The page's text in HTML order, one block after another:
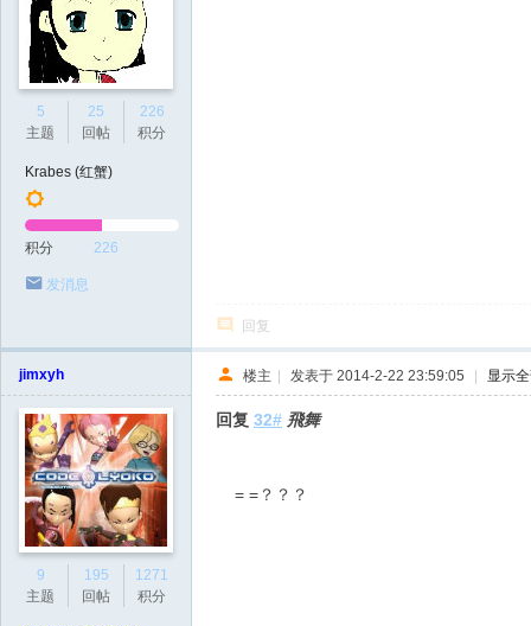
5
主题
25
回帖
226
积分
Krabes (红蟹)
积分 226
发消息
回复
jimxyh
9
主题
195
回帖
1271
积分
楼主 | 发表于 2014-2-22 23:59:05 | 显示
回复 32# 飛舞
= =？？？